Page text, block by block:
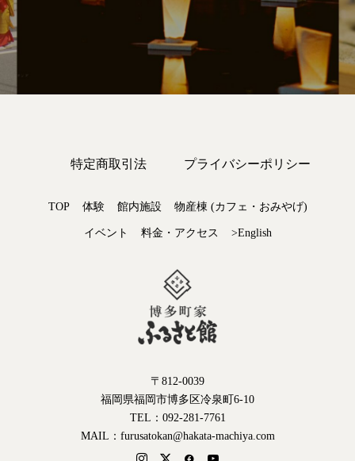
特定商取引法 プライバシーポリシー
TOP 体験 館内施設 物産棟 (カフェ・おみやげ)
イベント 料金・アクセス >English
〒812-0039
福岡県福岡市博多区冷泉町6-10
TEL：092-281-7761
MAIL：furusatokan@hakata-machiya.com